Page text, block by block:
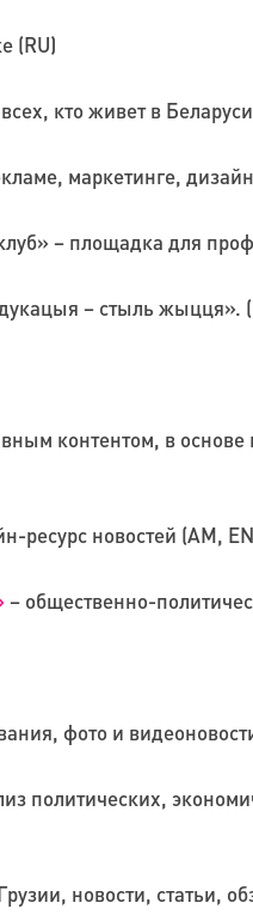
(RU)
кто живет в
маркетинге,
– площадка для
– стыль жыцця».
контентом, в
новостей (AM,
– общественно-
фото и
политических,
новости, статьи,